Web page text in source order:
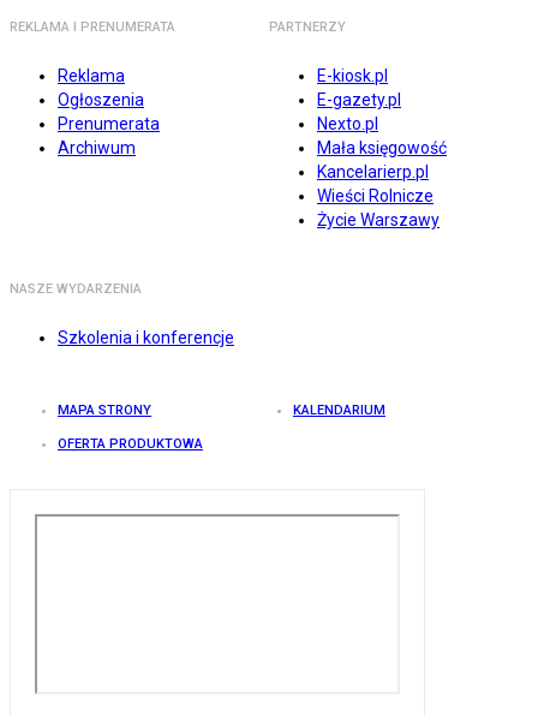
REKLAMA I PRENUMERATA
Reklama
Ogłoszenia
Prenumerata
Archiwum
PARTNERZY
E-kiosk.pl
E-gazety.pl
Nexto.pl
Mała księgowość
Kancelarierp.pl
Wieści Rolnicze
Życie Warszawy
NASZE WYDARZENIA
Szkolenia i konferencje
MAPA STRONY KALENDARIUM
OFERTA PRODUKTOWA